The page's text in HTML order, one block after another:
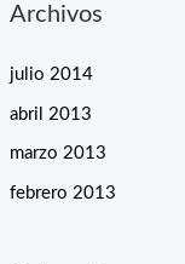
Archivos
julio 2014
abril 2013
marzo 2013
febrero 2013